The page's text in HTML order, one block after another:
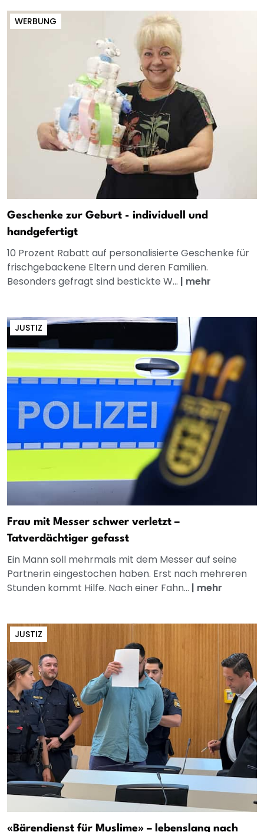
WERBUNG
Geschenke zur Geburt - individuell und
handgefertigt
10 Prozent Rabatt auf personalisierte Geschenke für
frischgebackene Eltern und deren Familien.
Besonders gefragt sind bestickte W... | mehr
JUSTIZ
Frau mit Messer schwer verletzt –
Tatverdächtiger gefasst
Ein Mann soll mehrmals mit dem Messer auf seine
Partnerin eingestochen haben. Erst nach mehreren
Stunden kommt Hilfe. Nach einer Fahn... | mehr
JUSTIZ
«Bärendienst für Muslime» – lebenslang nach